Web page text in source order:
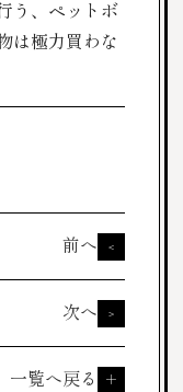
う、ペットボ
は極力買わな
前へ <
次へ >
一覧へ戻る ＋